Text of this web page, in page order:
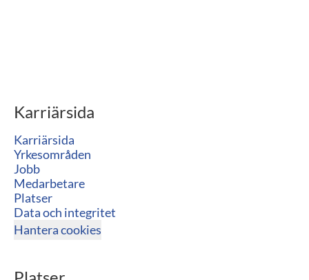
Karriärsida
Karriärsida
Yrkesområden
Jobb
Medarbetare
Platser
Data och integritet
Hantera cookies